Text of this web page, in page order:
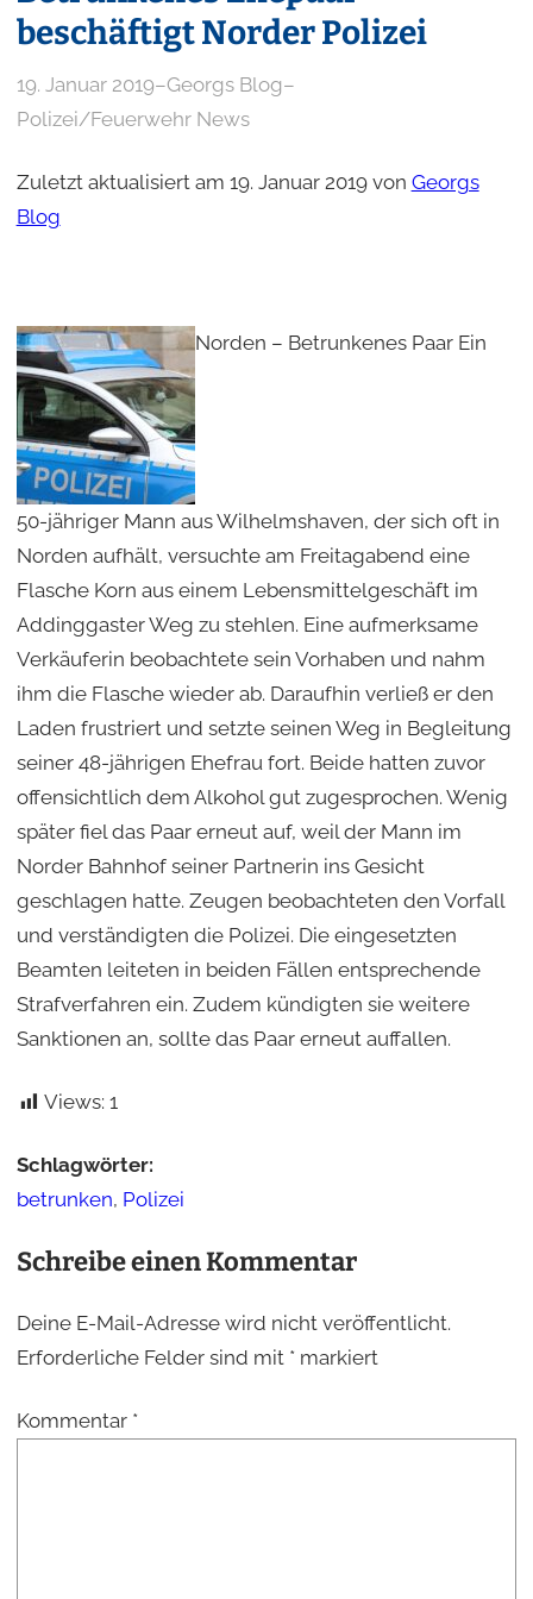
beschäftigt Norder Polizei
19. Januar 2019–Georgs Blog–
Polizei/Feuerwehr News
Zuletzt aktualisiert am 19. Januar 2019 von Georgs
Blog
Norden – Betrunkenes Paar Ein
50-jähriger Mann aus Wilhelmshaven, der sich oft in
Norden aufhält, versuchte am Freitagabend eine
Flasche Korn aus einem Lebensmittelgeschäft im
Addinggaster Weg zu stehlen. Eine aufmerksame
Verkäuferin beobachtete sein Vorhaben und nahm
ihm die Flasche wieder ab. Daraufhin verließ er den
Laden frustriert und setzte seinen Weg in Begleitung
seiner 48-jährigen Ehefrau fort. Beide hatten zuvor
offensichtlich dem Alkohol gut zugesprochen. Wenig
später fiel das Paar erneut auf, weil der Mann im
Norder Bahnhof seiner Partnerin ins Gesicht
geschlagen hatte. Zeugen beobachteten den Vorfall
und verständigten die Polizei. Die eingesetzten
Beamten leiteten in beiden Fällen entsprechende
Strafverfahren ein. Zudem kündigten sie weitere
Sanktionen an, sollte das Paar erneut auffallen.
Views: 1
Schlagwörter:
betrunken, Polizei
Schreibe einen Kommentar
Deine E-Mail-Adresse wird nicht veröffentlicht.
Erforderliche Felder sind mit *markiert
Kommentar *